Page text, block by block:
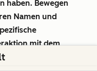
haben. Bewegen
Namen und
mit dem